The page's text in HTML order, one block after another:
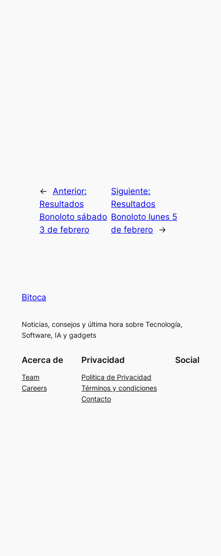
← Anterior:
Resultados
Bonoloto sábado
3 de febrero
Siguiente:
Resultados
Bonoloto lunes 5
de febrero
→
Bitoca
Noticias, consejos y última hora sobre Tecnología,
Software, IA y gadgets
Acerca de
Team
Careers
Privacidad
Politica de Privacidad
Términos y condiciones
Contacto
Social